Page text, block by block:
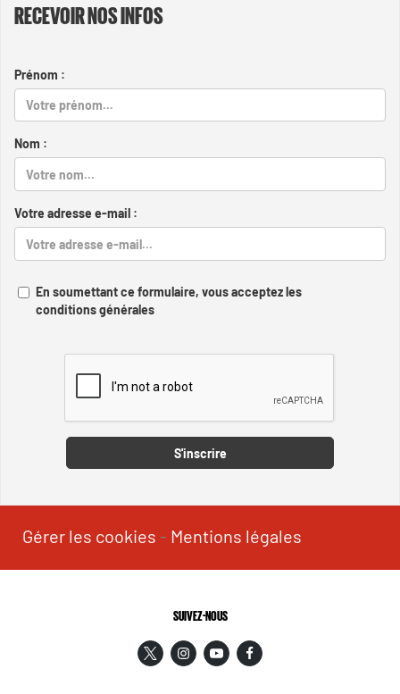
RECEVOIR NOS INFOS
Prénom :
Nom :
Votre adresse e-mail :
En soumettant ce formulaire, vous acceptez les
conditions générales
S'inscrire
Gérer les cookies - Mentions légales
SUIVEZ-NOUS